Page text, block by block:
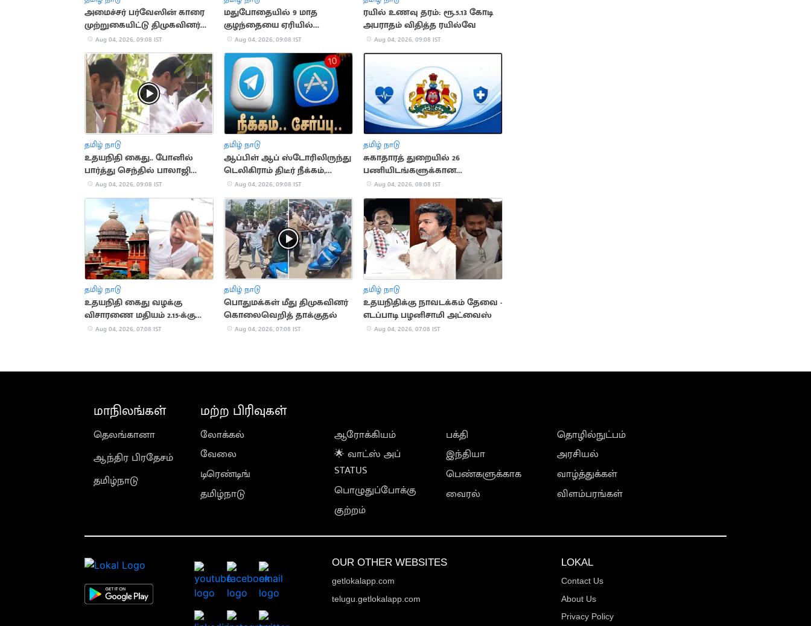
அமைச்சர் பர்வேஸின் காரை
முற்றுகையிட்டு திமுகவினர்
போராட்டம்
Aug 04, 2026, 09:08 IST
மதுபோதையில் 9 மாத
குழந்தையை ஏரியில்
மூழ்கடித்த கொன்ற தாய்
Aug 04, 2026, 09:08 IST
ரயில் உணவு தரம்: ரூ.5.13 கோடி
அபராதம் விதித்த ரயில்வே
Aug 04, 2026, 09:08 IST
தமிழ் நாடு
உதயநிதி கைது.. போனில்
பார்த்து செந்தில் பாலாஜி
அப்செட்டான வீடியோ
Aug 04, 2026, 09:08 IST
தமிழ் நாடு
ஆப்பிள் ஆப் ஸ்டோரிலிருந்து
டெலிகிராம் திடீர் நீக்கம்,
மீண்டும் சேர்ப்பு
Aug 04, 2026, 09:08 IST
தமிழ் நாடு
சுகாதாரத் துறையில் 26
பணியிடங்களுக்கான
ஆள்சேர்ப்பு
Aug 04, 2026, 08:08 IST
தமிழ் நாடு
உதயநிதி கைது வழக்கு
விசாரணை மதியம் 2.15-க்கு
ஒத்திவைப்பு
Aug 04, 2026, 07:08 IST
தமிழ் நாடு
பொதுமக்கள் மீது திமுகவினர்
கொலைவெறித் தாக்குதல்
Aug 04, 2026, 07:08 IST
தமிழ் நாடு
உதயநிதிக்கு நாவடக்கம் தேவை -
எடப்பாடி பழனிசாமி அட்வைஸ்
Aug 04, 2026, 07:08 IST
மாநிலங்கள்
தெலங்கானா
ஆந்திர பிரதேசம்
தமிழ்நாடு
மற்ற பிரிவுகள்
லோக்கல்
வேலை
டிரெண்டிங்
தமிழ்நாடு
ஆரோக்கியம்
🌟 வாட்ஸ் அப்
STATUS
பொழுதுப்போக்கு
குற்றம்
பக்தி
இந்தியா
பெண்களுக்காக
வைரல்
தொழில்நுட்பம்
அரசியல்
வாழ்த்துக்கள்
விளம்பரங்கள்
OUR OTHER WEBSITES
getlokalapp.com
telugu.getlokalapp.com
LOKAL
Contact Us
About Us
Privacy Policy